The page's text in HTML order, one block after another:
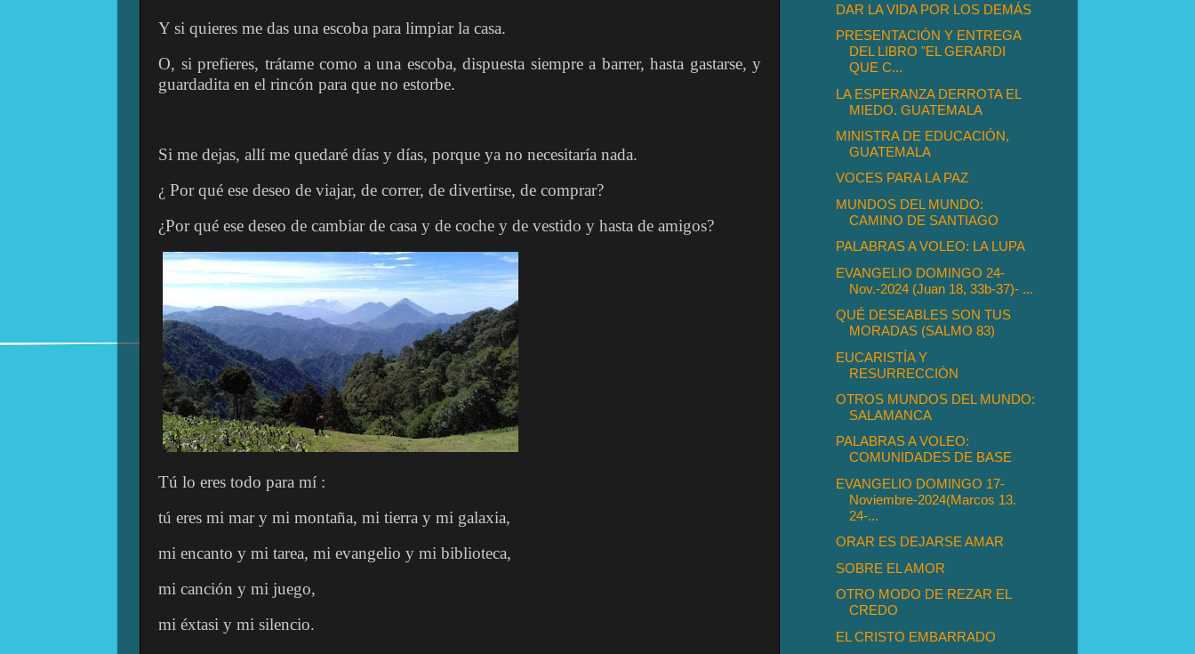
Y si quieres me das una escoba para limpiar la casa.
O, si prefieres, trátame como a una escoba, dispuesta siempre a barrer, hasta gastarse, y
guardadita en el rincón para que no estorbe.
Si me dejas, allí me quedaré días y días, porque ya no necesitaría nada.
¿ Por qué ese deseo de viajar, de correr, de divertirse, de comprar?
¿Por qué ese deseo de cambiar de casa y de coche y de vestido y hasta de amigos?
Tú lo eres todo para mí :
tú eres mi mar y mi montaña, mi tierra y mi galaxia,
mi encanto y mi tarea, mi evangelio y mi biblioteca,
mi canción y mi juego,
mi éxtasi y mi silencio.
DAR LA VIDA POR LOS DEMÁS
PRESENTACIÓN Y ENTREGA
DEL LIBRO "EL GERARDI
QUE C...
LA ESPERANZA DERROTA EL
MIEDO. GUATEMALA
MINISTRA DE EDUCACIÓN,
GUATEMALA
VOCES PARA LA PAZ
MUNDOS DEL MUNDO:
CAMINO DE SANTIAGO
PALABRAS A VOLEO: LA LUPA
EVANGELIO DOMINGO 24-
Nov.-2024 (Juan 18, 33b-37)- ...
QUÉ DESEABLES SON TUS
MORADAS (SALMO 83)
EUCARISTÍA Y
RESURRECCIÓN
OTROS MUNDOS DEL MUNDO:
SALAMANCA
PALABRAS A VOLEO:
COMUNIDADES DE BASE
EVANGELIO DOMINGO 17-
Noviembre-2024(Marcos 13.
24-...
ORAR ES DEJARSE AMAR
SOBRE EL AMOR
OTRO MODO DE REZAR EL
CREDO
EL CRISTO EMBARRADO